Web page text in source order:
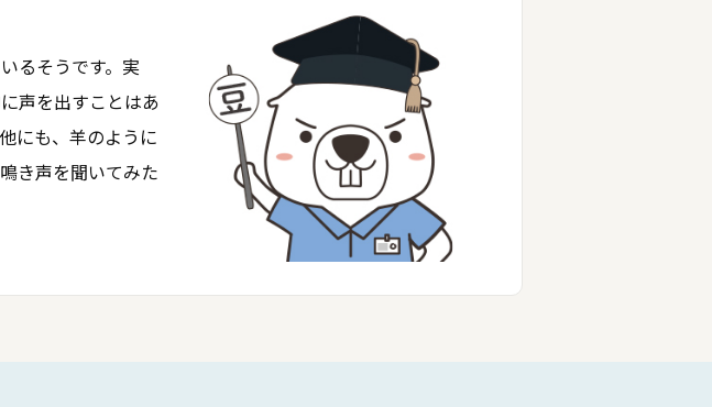
るそうです。実
声を出すことはあ
にも、羊のように
き声を聞いてみた